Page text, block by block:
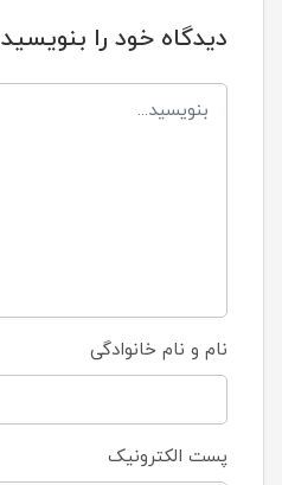
دیدگاه خود را بنویسید
نام و نام خانوادگی
پست الکترونیک